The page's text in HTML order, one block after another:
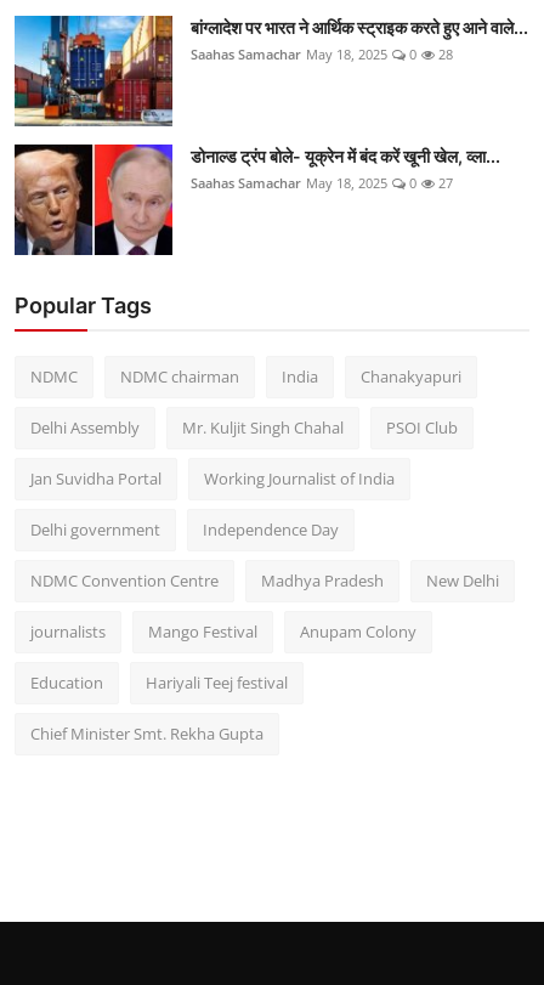
बांग्लादेश पर भारत ने आर्थिक स्ट्राइक करते हुए आने वाले...
Saahas Samachar May 18, 2025 0 28
डोनाल्ड ट्रंप बोले- यूक्रेन में बंद करें खूनी खेल, व्ला...
Saahas Samachar May 18, 2025 0 27
Popular Tags
NDMC NDMC chairman India Chanakyapuri
Delhi Assembly Mr. Kuljit Singh Chahal PSOI Club
Jan Suvidha Portal Working Journalist of India
Delhi government Independence Day
NDMC Convention Centre Madhya Pradesh New Delhi
journalists Mango Festival Anupam Colony
Education Hariyali Teej festival
Chief Minister Smt. Rekha Gupta